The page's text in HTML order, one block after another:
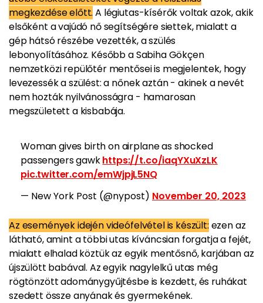
megkezdése előtt. A légiutas-kísérők voltak azok, akik
elsőként a vajúdó nő segítségére siettek, mialatt a
gép hátsó részébe vezették, a szülés
lebonyolításához. Később a Sabiha Gökçen
nemzetközi repülőtér mentősei is megjelentek, hogy
levezessék a szülést: a nőnek aztán - akinek a nevét
nem hozták nyilvánosságra - hamarosan
megszületett a kisbabája.
Woman gives birth on airplane as shocked
passengers gawkhttps://t.co/iaqYXuXzLK
pic.twitter.com/emWjpjL5NQ
— New York Post (@nypost) November 20, 2023
Az események idején videófelvétel is készült: ezen az
látható, amint a többi utas kíváncsian forgatja a fejét,
mialatt elhalad köztük az egyik mentősnő, karjában az
újszülött babával. Az egyik nagylelkű utas még
rögtönzött adománygyűjtésbe is kezdett, és ruhákat
szedett össze anyának és gyermekének.